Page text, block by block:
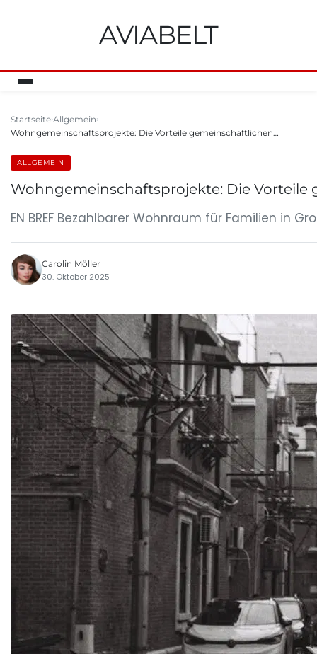
AVIABELT
Startseite Allgemein
Wohngemeinschaftsprojekte: Die Vorteile gemeinschaftlichen…
ALLGEMEIN
Wohngemeinschaftsprojekte: Die
EN BREF Bezahlbarer Wohnraum für Familien in
Carolin Möller
30. Oktober 2025